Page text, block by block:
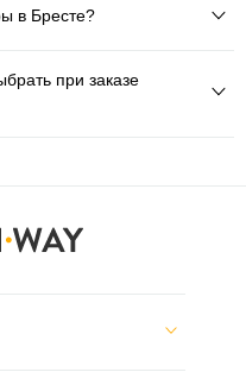
в Бресте?
при заказе